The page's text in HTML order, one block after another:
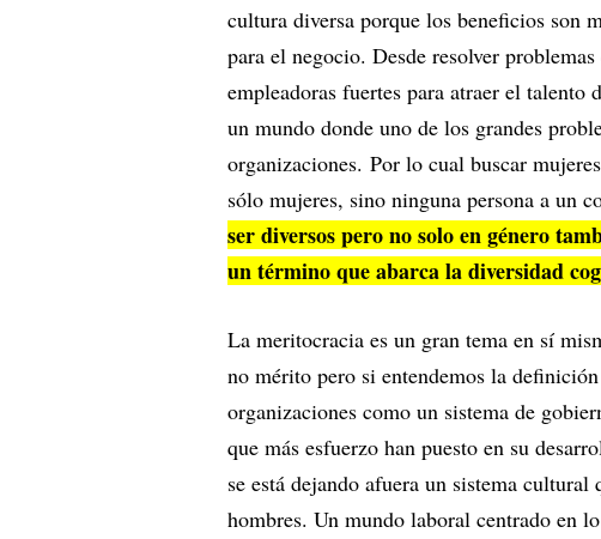
cultura diversa porque los beneficios son
para el negocio. Desde resolver
empleadoras fuertes para atraer el
un mundo donde uno de los grandes
organizaciones. Por lo cual buscar
sólo mujeres, sino ninguna persona a un
ser diversos pero no solo en género
un término que abarca la diversidad
La meritocracia es un gran tema en sí
no mérito pero si entendemos la
organizaciones como un sistema de
que más esfuerzo han puesto en su
se está dejando afuera un sistema
hombres. Un mundo laboral centrado en